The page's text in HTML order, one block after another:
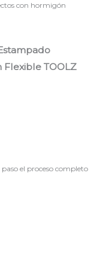
con hormigón
TOOLZ
paso el proceso completo